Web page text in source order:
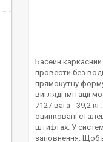
Басейн
провести без
прямокутну
вигляді імітації
7127 вага - 39,2
оцинковані
штифтах. У
заповнення. Щоб